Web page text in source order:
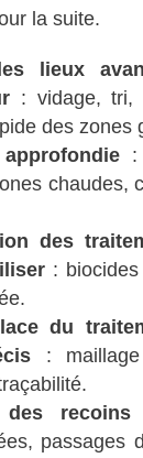
la suite.
lieux
: vidage, tri,
des zones
:
chaudes,
des
: biocides
du
:
des
passages